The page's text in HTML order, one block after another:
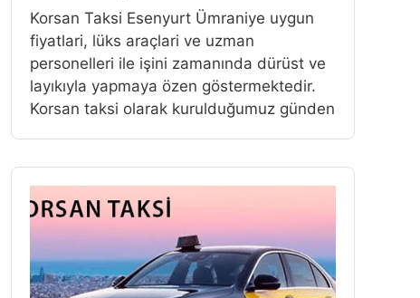
Korsan Taksi Esenyurt Ümraniye uygun
fiyatlari, lüks araçlari ve uzman
personelleri ile işini zamanında dürüst ve
layıkıyla yapmaya özen göstermektedir.
Korsan taksi olarak kurulduğumuz günden